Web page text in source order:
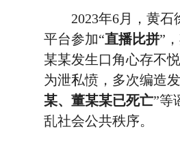
2023年6月，黄石
平台参加“直播比拼”
某某发生口角心存不
为泄私愤，多次编造
某、董某某已死亡”等
乱社会公共秩序。